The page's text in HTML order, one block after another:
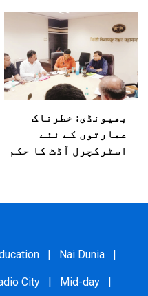
بھیونڈی: خطرناک
عمارتوں کے نئے
اسٹرکچرل آڈٹ کا حکم
| Nai Dunia |
City | Mid-day |